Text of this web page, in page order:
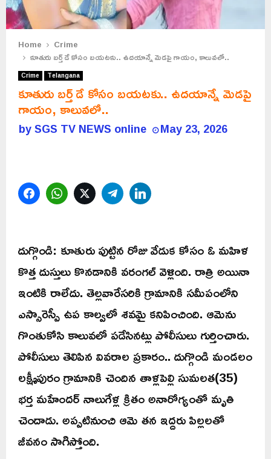
Home
Crime
కూతురు బర్త్ డే కోసం బయటకు.. ఉదయాన్నే మెడపై గాయం, కాలువలో..
Crime Telangana
కూతురు బర్త్ డే కోసం బయటకు.. ఉదయాన్నే మెడపై
గాయం, కాలువలో..
bySGS TV NEWS online May 23, 2026
FacebookWhatsAppTwitterTelegram
దుగ్గొండి: కూతురు పుట్టిన రోజు వేడుక కోసం ఓ మహిళ
కొత్త దుస్తులు కొనడానికి వరంగల్ వెళ్లింది. రాత్రి అయినా
ఇంటికి రాలేదు. తెల్లవారేసరికి గ్రామానికి సమీపంలోని
ఎస్సారెస్పీ ఉప కాల్వలో శవమై కనిపించింది. ఆమెను
గొంతుకోసి కాలువలో పడేసినట్లు పోలీసులు గుర్తించారు.
పోలీసులు తెలిపిన వివరాల ప్రకారం.. దుగ్గొండి మండలం
లక్ష్మీపురం గ్రామానికి చెందిన తాళ్లపెల్లి సుమలత(35)
భర్త మహేందర్ నాలుగేళ్ల క్రితం అనారోగ్యంతో మృతి
చెందాడు. అప్పటినుంచి ఆమె తన ఇద్దరు పిల్లలతో
జీవనం సాగిస్తోంది.